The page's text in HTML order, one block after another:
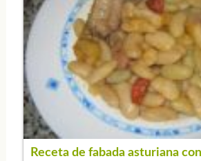
Receta de fabada asturiana